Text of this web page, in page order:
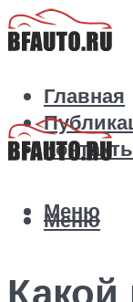
Главная
Меню
Меню